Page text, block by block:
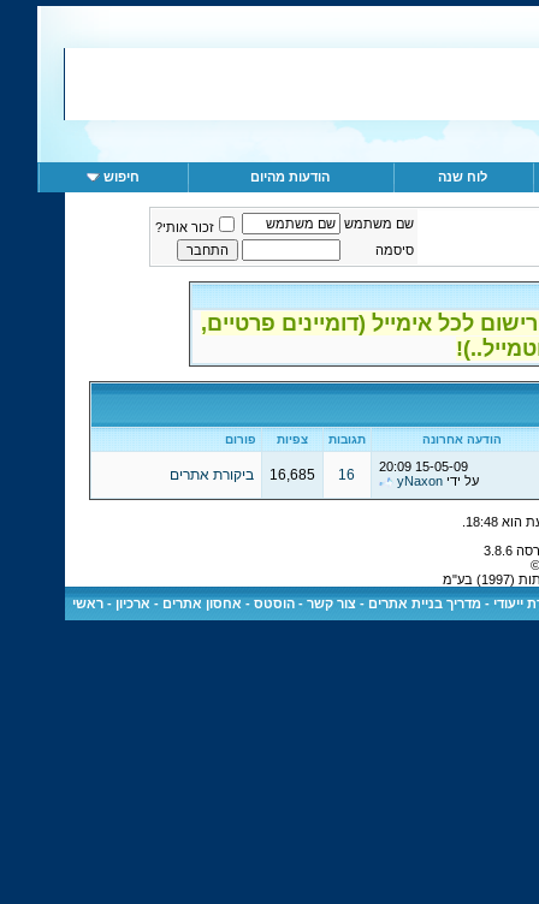
לוח שנה הודעות מהיום חיפוש
שם משתמש
זכור אותי?
סיסמה
לכל אימייל (דומיינים פרטיים,
הודעה אחרונה תגובות צפיות פורום
15-05-09
20:09
על ידיyNaxon
16
16,685 ביקורת אתרים
18:48
בע"מ
ייעודי -מדריך בניית אתרים -צור קשר -הוסטס - אחסון אתרים - ארכיון -ראשי